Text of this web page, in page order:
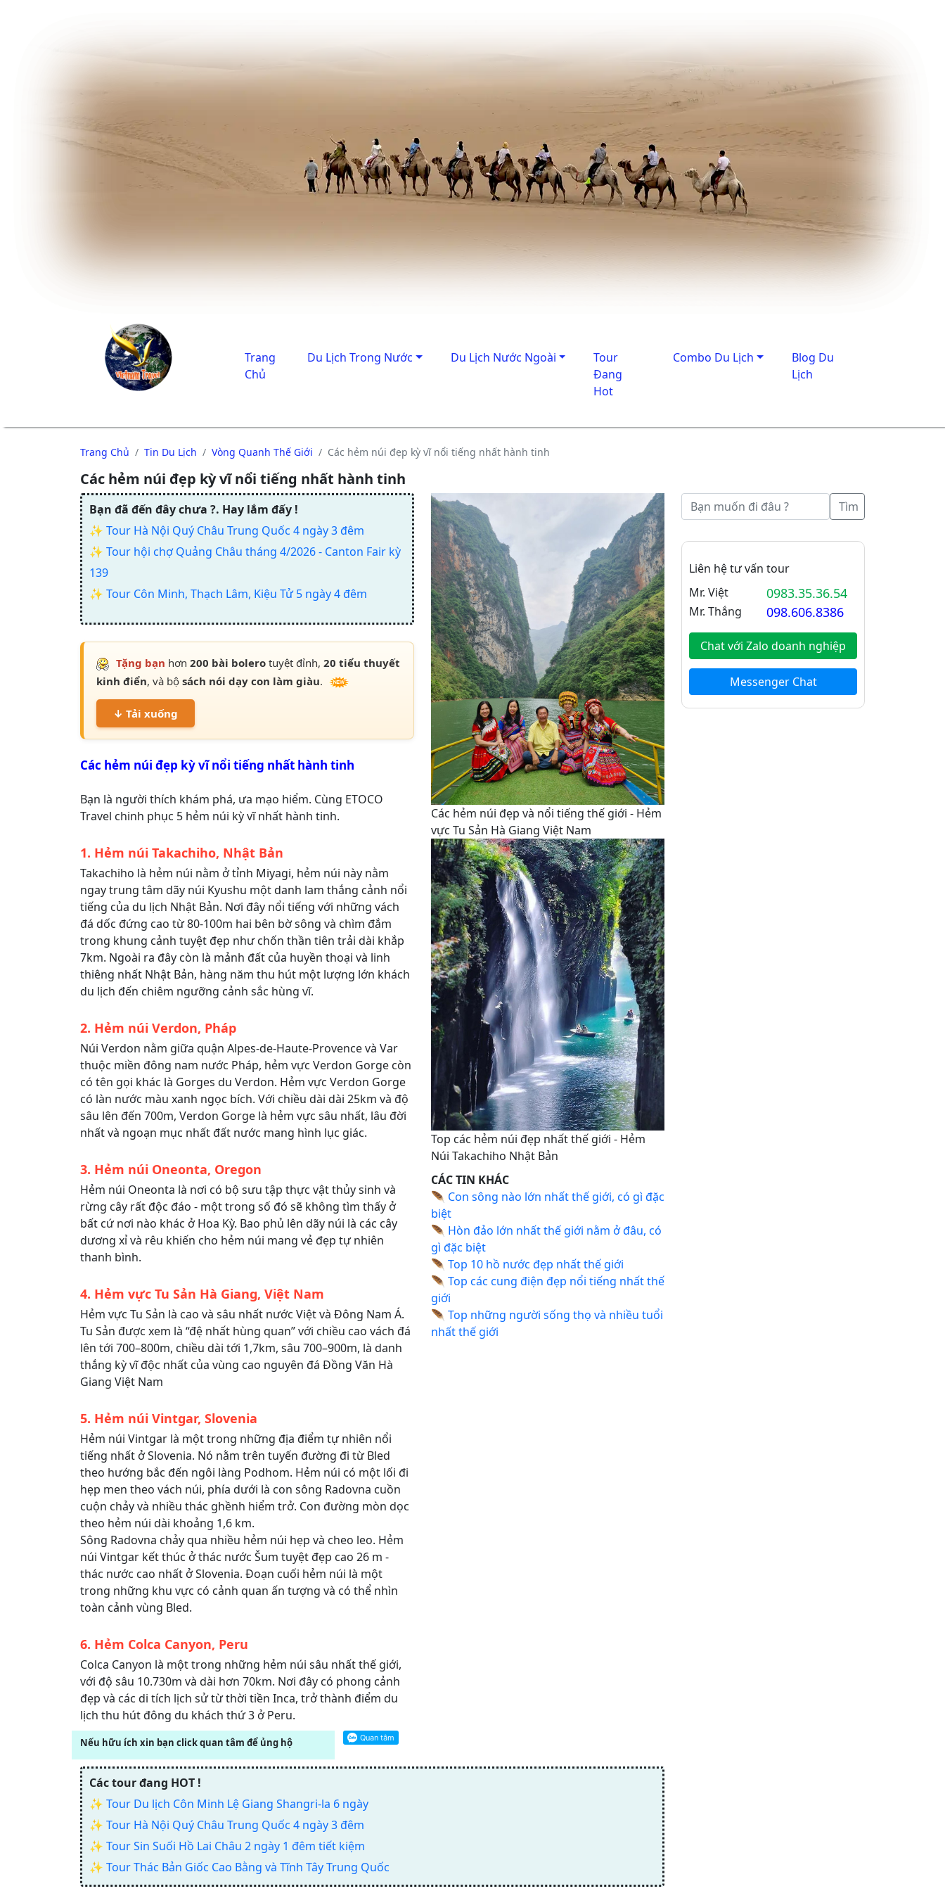
Trang
Chủ
Du Lịch Trong Nước Du Lịch Nước Ngoài
Tour
Đang
Hot
Combo Du Lịch
Blog Du
Lịch
Trang Chủ Tin Du Lịch Vòng Quanh Thế Giới Các hẻm núi đẹp kỳ vĩ nổi tiếng nhất hành tinh
Các hẻm núi đẹp kỳ vĩ nổi tiếng nhất hành tinh
Bạn đã đến đây chưa ?. Hay lắm đấy !
✨ Tour Hà Nội Quý Châu Trung Quốc 4 ngày 3 đêm
✨ Tour hội chợ Quảng Châu tháng 4/2026 - Canton Fair kỳ
139
✨ Tour Côn Minh, Thạch Lâm, Kiệu Tử 5 ngày 4 đêm
Tặng bạn hơn 200 bài bolero tuyệt đỉnh, 20 tiểu thuyết
kinh điển, và bộ sách nói dạy con làm giàu.
↓ Tải xuống
Các hẻm núi đẹp kỳ vĩ nổi tiếng nhất hành tinh
Bạn là người thích khám phá, ưa mạo hiểm. Cùng ETOCO
Travel chinh phục 5 hẻm núi kỳ vĩ nhất hành tinh.
1. Hẻm núi Takachiho, Nhật Bản
Takachiho là hẻm núi nằm ở tỉnh Miyagi, hẻm núi này nằm
ngay trung tâm dãy núi Kyushu một danh lam thắng cảnh nổi
tiếng của du lịch Nhật Bản. Nơi đây nổi tiếng với những vách
đá dốc đứng cao từ 80-100m hai bên bờ sông và chìm đắm
trong khung cảnh tuyệt đẹp như chốn thần tiên trải dài khắp
7km. Ngoài ra đây còn là mảnh đất của huyền thoại và linh
thiêng nhất Nhật Bản, hàng năm thu hút một lượng lớn khách
du lịch đến chiêm ngưỡng cảnh sắc hùng vĩ.
2. Hẻm núi Verdon, Pháp
Núi Verdon nằm giữa quận Alpes-de-Haute-Provence và Var
thuộc miền đông nam nước Pháp, hẻm vực Verdon Gorge còn
có tên gọi khác là Gorges du Verdon. Hẻm vực Verdon Gorge
có làn nước màu xanh ngọc bích. Với chiều dài dài 25km và độ
sâu lên đến 700m, Verdon Gorge là hẻm vực sâu nhất, lâu đời
nhất và ngoạn mục nhất đất nước mang hình lục giác.
3. Hẻm núi Oneonta, Oregon
Hẻm núi Oneonta là nơi có bộ sưu tập thực vật thủy sinh và
rừng cây rất độc đáo - một trong số đó sẽ không tìm thấy ở
bất cứ nơi nào khác ở Hoa Kỳ. Bao phủ lên dãy núi là các cây
dương xỉ và rêu khiến cho hẻm núi mang vẻ đẹp tự nhiên
thanh bình.
4. Hẻm vực Tu Sản Hà Giang, Việt Nam
Hẻm vực Tu Sản là cao và sâu nhất nước Việt và Đông Nam Á.
Tu Sản được xem là “đệ nhất hùng quan” với chiều cao vách đá
lên tới 700–800m, chiều dài tới 1,7km, sâu 700–900m, là danh
thắng kỳ vĩ độc nhất của vùng cao nguyên đá Đồng Văn Hà
Giang Việt Nam
5. Hẻm núi Vintgar, Slovenia
Hẻm núi Vintgar là một trong những địa điểm tự nhiên nổi
tiếng nhất ở Slovenia. Nó nằm trên tuyến đường đi từ Bled
theo hướng bắc đến ngôi làng Podhom. Hẻm núi có một lối đi
hẹp men theo vách núi, phía dưới là con sông Radovna cuồn
cuộn chảy và nhiều thác ghềnh hiểm trở. Con đường mòn dọc
theo hẻm núi dài khoảng 1,6 km.
Sông Radovna chảy qua nhiều hẻm núi hẹp và cheo leo. Hẻm
núi Vintgar kết thúc ở thác nước Šum tuyệt đẹp cao 26 m -
thác nước cao nhất ở Slovenia. Đoạn cuối hẻm núi là một
trong những khu vực có cảnh quan ấn tượng và có thể nhìn
toàn cảnh vùng Bled.
6. Hẻm Colca Canyon, Peru
Colca Canyon là một trong những hẻm núi sâu nhất thế giới,
với độ sâu 10.730m và dài hơn 70km. Nơi đây có phong cảnh
đẹp và các di tích lịch sử từ thời tiền Inca, trở thành điểm du
lịch thu hút đông du khách thứ 3 ở Peru.
Nếu hữu ích xin bạn click quan tâm để ủng hộ
Các hẻm núi đẹp và nổi tiếng thế giới - Hẻm
vực Tu Sản Hà Giang Việt Nam
Top các hẻm núi đẹp nhất thế giới - Hẻm
Núi Takachiho Nhật Bản
CÁC TIN KHÁC
🪶 Con sông nào lớn nhất thế giới, có gì đặc
biệt
🪶 Hòn đảo lớn nhất thế giới nằm ở đâu, có
gì đặc biệt
🪶 Top 10 hồ nước đẹp nhất thế giới
🪶 Top các cung điện đẹp nổi tiếng nhất thế
giới
🪶 Top những người sống thọ và nhiều tuổi
nhất thế giới
Các tour đang HOT !
✨ Tour Du lịch Côn Minh Lệ Giang Shangri-la 6 ngày
✨ Tour Hà Nội Quý Châu Trung Quốc 4 ngày 3 đêm
✨ Tour Sin Suối Hồ Lai Châu 2 ngày 1 đêm tiết kiệm
✨ Tour Thác Bản Giốc Cao Bằng và Tĩnh Tây Trung Quốc
Tìm
Liên hệ tư vấn tour
Mr. Việt
0983.35.36.54
Mr. Thắng 098.606.8386
Chat với Zalo doanh nghiệp
Messenger Chat